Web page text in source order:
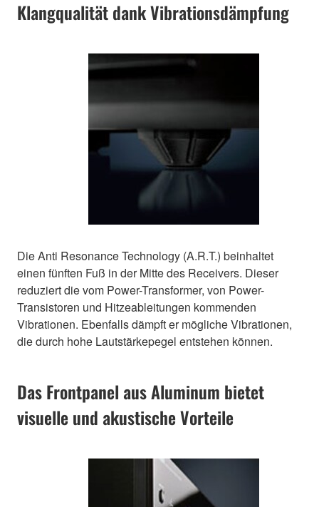
Klangqualität dank Vibrationsdämpfung
Die Anti Resonance Technology (A.R.T.) beinhaltet
einen fünften Fuß in der Mitte des Receivers. Dieser
reduziert die vom Power-Transformer, von Power-
Transistoren und Hitzeableitungen kommenden
Vibrationen. Ebenfalls dämpft er mögliche Vibrationen,
die durch hohe Lautstärkepegel entstehen können.
Das Frontpanel aus Aluminum bietet
visuelle und akustische Vorteile